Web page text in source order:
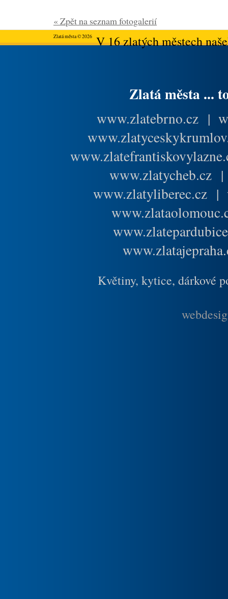
« Zpět na seznam fotogalerií
Zlatá města © 2026V 16 zlatých městech
Zlatá města ...
www.zlatebrno.cz |
www.zlatycheb.cz
www.zlatyliberec.cz |
Květiny, kytice, dárkové